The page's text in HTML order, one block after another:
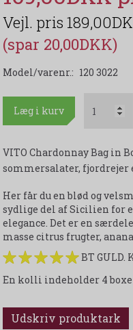
(spar 20,00DKK)
Model/varenr.: 120 3022
Læg i kurv
VITO Chardonnay Bag in
sommersalater,
Her får du en blød og
sydlige del af Sicilien for
elegance. Det er en
masse citrus frugter,
BT GULD.
En kolli indeholder 4
Udskriv produktark